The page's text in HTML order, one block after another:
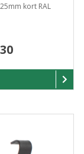
kort RAL